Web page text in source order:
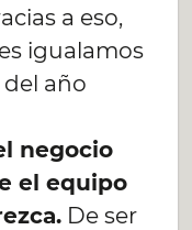
a eso,
igualamos
año
negocio
el equipo
De ser